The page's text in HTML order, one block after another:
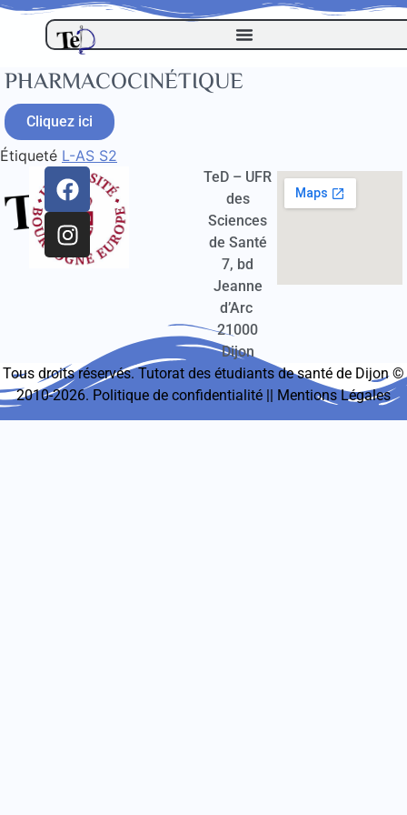
PHARMACOCINÉTIQUE
Cliquez ici
Étiqueté L-AS S2
TeD – UFR
des
Sciences
de Santé
7, bd
Jeanne
d’Arc
21000
Dijon
Tous droits réservés. Tutorat des étudiants de santé de Dijon ©
2010-2026. Politique de confidentialité || Mentions Légales